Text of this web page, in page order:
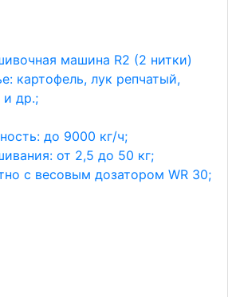
машина R2 (2 нитки)
картофель, лук репчатый,
и др.;
до 9000 кг/ч;
от 2,5 до 50 кг;
с весовым дозатором WR 30;